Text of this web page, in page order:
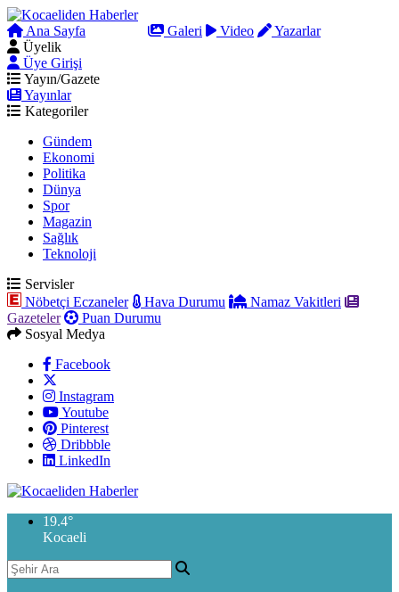
Ana Sayfa Galeri Video
Yazarlar
Üyelik
Üye Girişi
Yayın/Gazete
Yayınlar
Kategoriler
Gündem
Ekonomi
Politika
Dünya
Spor
Magazin
Sağlık
Teknoloji
Servisler
Nöbetçi Eczaneler
Hava Durumu
Namaz Vakitleri
Gazeteler
Puan Durumu
Sosyal Medya
Facebook
Instagram
Youtube
Pinterest
Dribbble
LinkedIn
19.4°
Kocaeli